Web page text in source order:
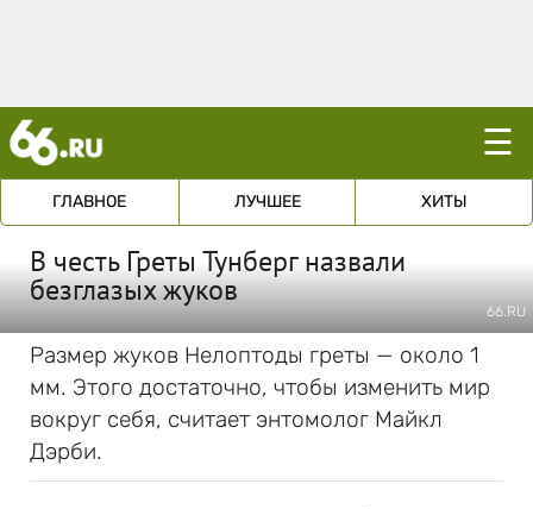
☰
ГЛАВНОЕ ЛУЧШЕЕ ХИТЫ
В честь Греты Тунберг назвали
безглазых жуков
66.RU
Размер жуков Нелоптоды греты — около 1
мм. Этого достаточно, чтобы изменить мир
вокруг себя, считает энтомолог Майкл
Дэрби.